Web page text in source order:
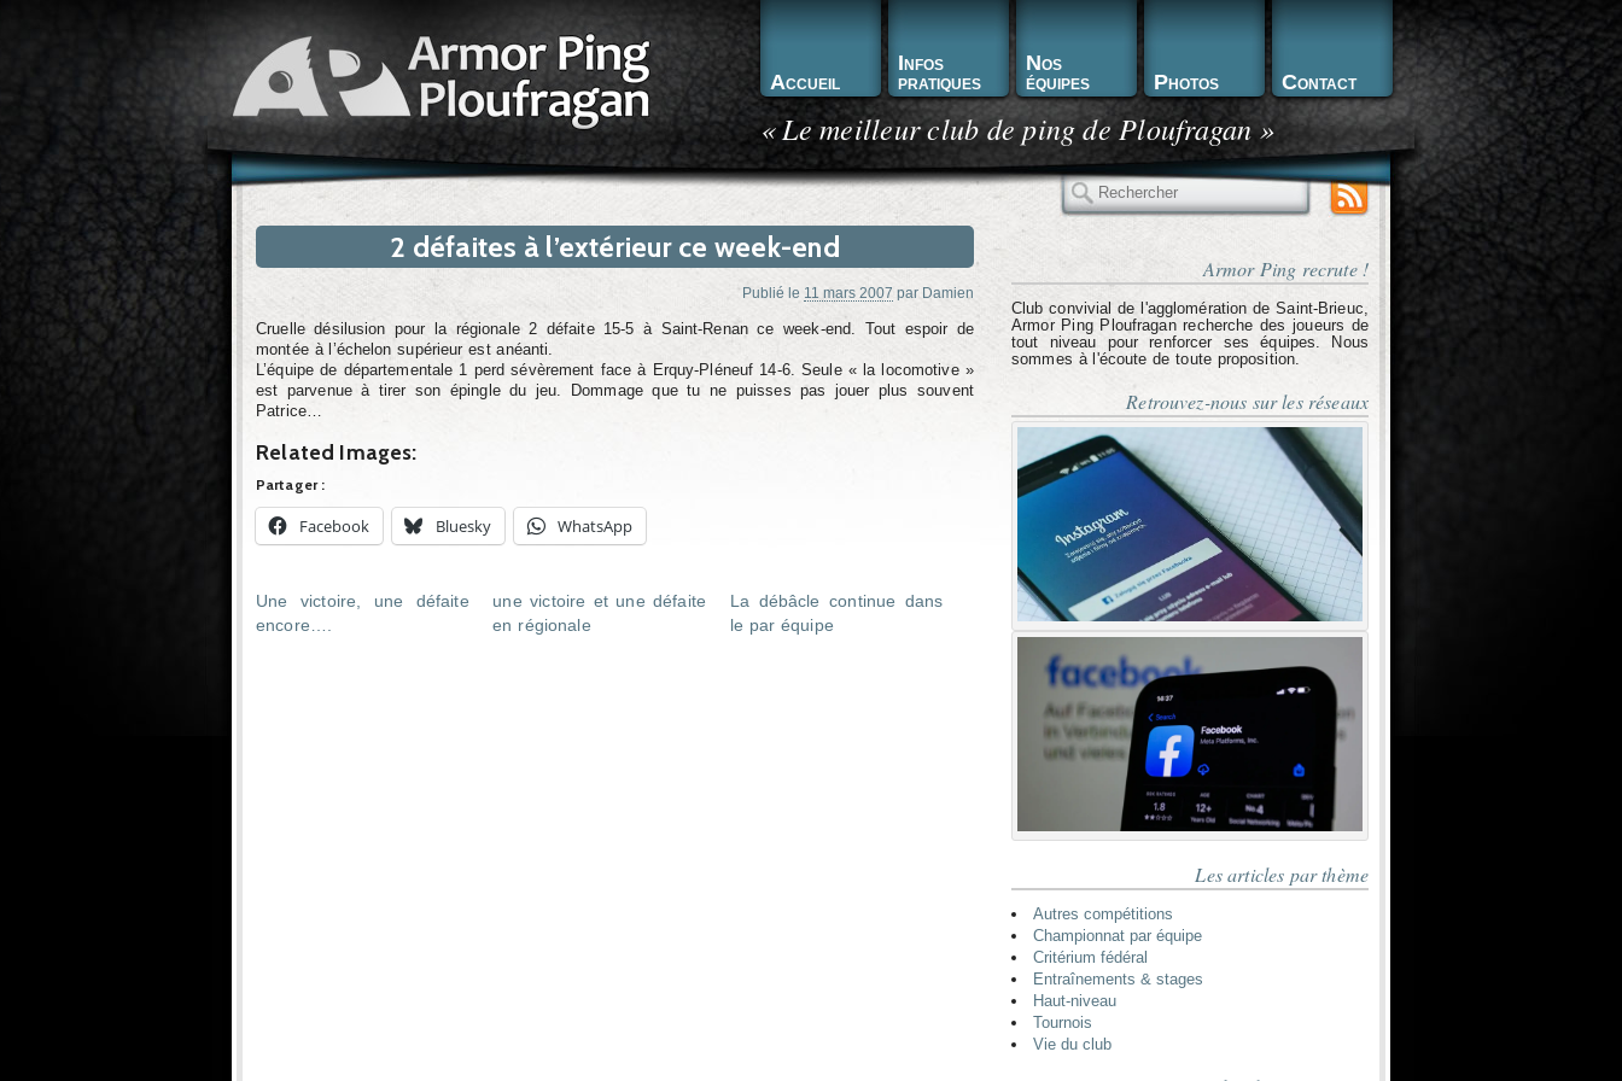
« Le meilleur club de ping de Ploufragan »
Accueil
Infos
pratiques
Nos
équipes
Photos Contact
Rechercher
2 défaites à l’extérieur ce week-end
Publié le 11 mars 2007 par Damien
Cruelle désilusion pour la régionale 2 défaite 15-5 à Saint-Renan ce week-end. Tout espoir de
montée à l’échelon supérieur est anéanti.
L’équipe de départementale 1 perd sévèrement face à Erquy-Pléneuf 14-6. Seule « la locomotive »
est parvenue à tirer son épingle du jeu. Dommage que tu ne puisses pas jouer plus souvent
Patrice…
Related Images:
Partager :
Facebook Bluesky WhatsApp
Une victoire, une défaite
encore….
une victoire et une défaite
en régionale
La débâcle continue dans
le par équipe
Armor Ping recrute !
Club convivial de l'agglomération de Saint-Brieuc,
Armor Ping Ploufragan recherche des joueurs de
tout niveau pour renforcer ses équipes. Nous
sommes à l'écoute de toute proposition.
Retrouvez-nous sur les réseaux
Les articles par thème
Autres compétitions
Championnat par équipe
Critérium fédéral
Entraînements & stages
Haut-niveau
Tournois
Vie du club